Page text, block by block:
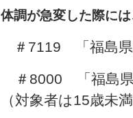
体調が急変した際に
＃7119 「福島県
＃8000 「福島県
（対象者は15歳未満